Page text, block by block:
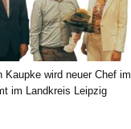
Kaupke wird neuer Chef im
im Landkreis Leipzig